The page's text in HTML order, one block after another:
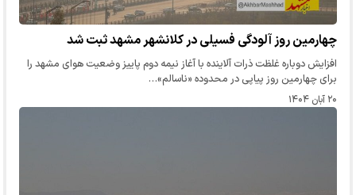
چهارمین روز آلودگی فسیلی در کلانشهر مشهد ثبت شد
افزایش دوباره غلظت ذرات آلاینده با آغاز نیمه دوم پاییز وضعیت هوای مشهد را
برای چهارمین روز پیاپی در محدوده «ناسالم»…
۲۰ آبان ۱۴۰۴